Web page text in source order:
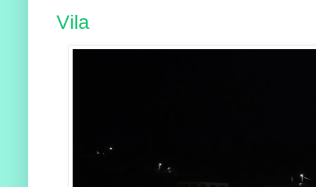
Vila